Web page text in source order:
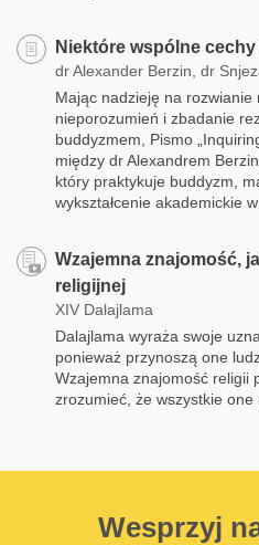
Niektóre wspólne
dr Alexander Berzin, dr
Mając nadzieję na
nieporozumień i zbadanie
buddyzmem, Pismo
między dr Alexandrem
który praktykuje buddyzm,
wykształcenie akademickie
Wzajemna znajomość,
religijnej
XIV Dalajlama
Dalajlama wyraża swoje
ponieważ przynoszą one
Wzajemna znajomość religii
zrozumieć, że wszystkie one
Wesprzyj